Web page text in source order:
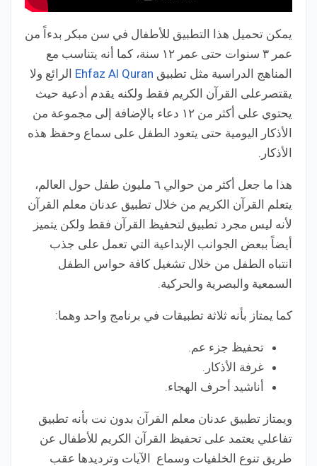
يمكن تحميل هذا التطبيق للأطفال في سن مبكر بدءاً من
عمر ٣ سنوات حتى عمر ١٢ سنة، كما أنه يتناسب مع
المناهج الدراسية مثل تطبيق Ehfaz Al Quran الرائع ولا
يقتصرعلى القرآن الكريم فقط ولكنه يقدم أدعية حيث
يحتوي على أكثر من ١٢ دعاء بالإضافة إلى مجموعة من
الأذكار اليومية حتى يتعود الطفل على سماع وحفظ هذه
الأذكار.
هذا ما جعل أكثر من حوالي ٦ مليون طفل حول العالم،
يتعلم القرآن الكريم من خلال تطبيق عدنان معلم القرآن
لأنه ليس مجرد تطبيق لتحفيظ القرآن فقط ولكن يتميز
أيضاً ببعض الجوانب الإبداعية التي تعمل على جذب
انتباه الطفل من خلال تشغيل كافة حواس الطفل
السمعية والبصرية والحركية.
كما يمتاز بأنه ثلاثة تطبيقات في برنامج واحد وهما:
تحفيظ جزء عم.
غرفة الأذكار.
أناشيد أحرف الهجاء.
ويمتاز تطبيق عدنان معلم القرآن بدون نت بأنه تطبيق
تفاعلي يعتمد على تحفيظ القرآن الكريم للأطفال عن
طريق تنوع الخلفيات وسماع الآيات وترديدها عقب